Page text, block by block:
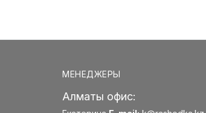
МЕНЕДЖЕРЫ
Алматы офис: